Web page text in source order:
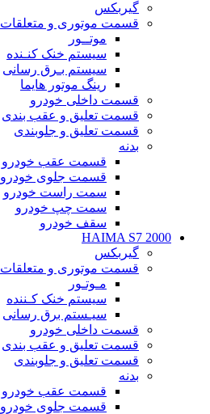
گیربکس
قسمت موتوری و متعلقات
موتــور
سیستم خنک کنـنده
سیستم بـرق رسانی
رینگ موتور هایما
قسمت داخلی خودرو
قسمت تعلیق و عقب بندی
قسمت تعلیق و جلوبندی
بدنه
قسمت عقب خودرو
قسمت جلوی خودرو
سمت راست خودرو
سمت چپ خودرو
سقف خودرو
HAIMA S7 2000
گیربکس
قسمت موتوری و متعلقات
مـوتـور
سیستم خنک کـننده
سیـستم برق رسانی
قسمت داخلی خودرو
قسمت تعلیق و عقب بندی
قسمت تعلیق و جلوبندی
بدنه
قسمت عقب خودرو
قسمت جلوی خودرو